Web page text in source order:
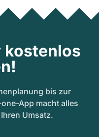
kostenlos
bis zur
App macht alles
Umsatz.